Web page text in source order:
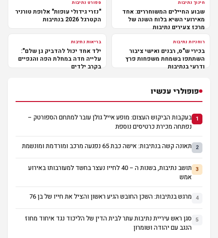
חינוך נתיבות
שבוע החיילים המשוחררים: אחד
מאירועי השיא בלוח השנה של
מרכז צעירים נתיבות
ספורט נתיבות
"נזרי גידולי עופות" אלופת טורניר
הקטרגל 2026 בנתיבות
רוחניות נתיבות
בכירי ש"ס, רבנים ואישי ציבור
השתתפו בשמחת משפחות פרץ
ודרעי בנתיבות
בריאות נתיבות
ילד אחד יכול להדביק גן שלם":
עלייה חדה במחלת הפה והגפיים
בקרב ילדים
פופולרי עכשיו
1 בעקבות הביקוש העצום: מופע אייל גולן עובר למתחם הספורטק –
נפתחה מכירת כרטיסים נוספת
2 תאונה קשה בנתיבות: אישה כבת 65 נפגעה מרכב ומורדמת ומונשמת
3
תושב נתיבות, בשנות ה – 40 לחייו נעצר בחשד למעורבותו באירוע
אמש
4 מרגש בנתיבות: השכן החובש הגיע ראשון והציל את חייו של בן 76
5 סגן ראש עיריית נתיבות עתר לבית הדין של הליכוד נגד איחוד מחוז
הנגב עם יהודה ושומרון